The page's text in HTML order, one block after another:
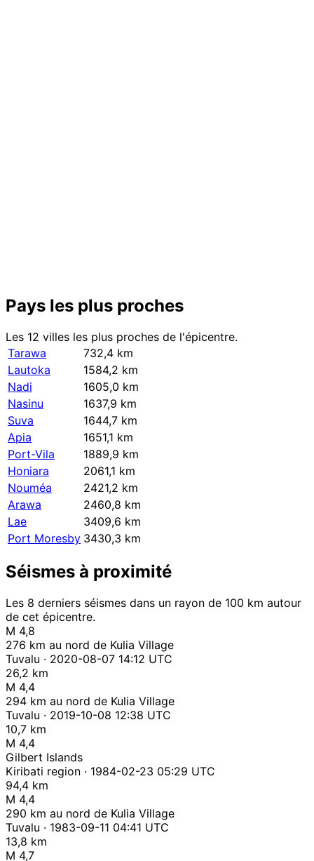
Pays les plus proches
Les 12 villes les plus proches de l'épicentre.
Tarawa
732,4 km
Lautoka
1584,2 km
Nadi
1605,0 km
Nasinu
1637,9 km
Suva
1644,7 km
Apia
1651,1 km
Port-Vila
1889,9 km
Honiara
2061,1 km
Nouméa
2421,2 km
Arawa
2460,8 km
Lae
3409,6 km
Port Moresby 3430,3 km
Séismes à proximité
Les 8 derniers séismes dans un rayon de 100 km autour
de cet épicentre.
M 4,8
276 km au nord de Kulia Village
Tuvalu · 2020-08-07 14:12 UTC
26,2 km
M 4,4
294 km au nord de Kulia Village
Tuvalu · 2019-10-08 12:38 UTC
10,7 km
M 4,4
Gilbert Islands
Kiribati region · 1984-02-23 05:29 UTC
94,4 km
M 4,4
290 km au nord de Kulia Village
Tuvalu · 1983-09-11 04:41 UTC
13,8 km
M 4,7